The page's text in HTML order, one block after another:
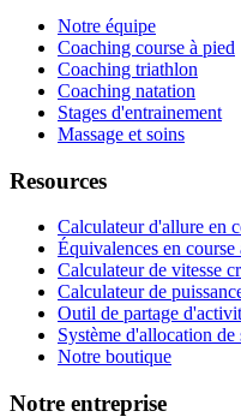
Notre équipe
Coaching course à pied
Coaching triathlon
Coaching natation
Stages d'entrainement
Massage et soins
Resources
Calculateur d'allure en
Équivalences en course
Calculateur de vitesse
Calculateur de
Outil de partage
Système d'allocation de
Notre boutique
Notre entreprise